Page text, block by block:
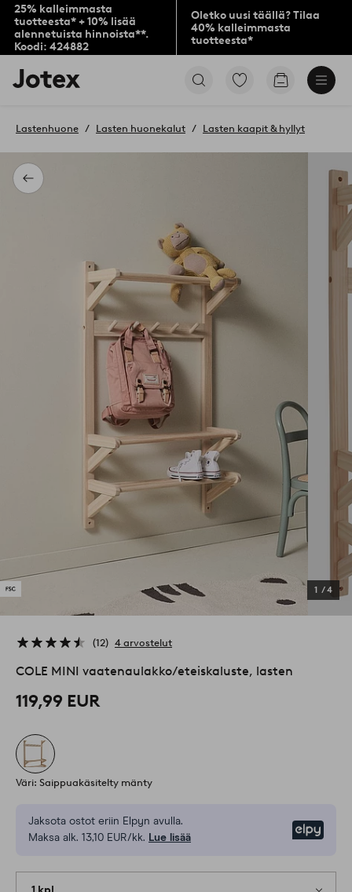
25% kalleimmasta
tuotteesta* + 10% lisää
alennetuista hinnoista**.
Koodi: 424882
Oletko uusi täällä? Tilaa
40% kalleimmasta
tuotteesta*
Jotex-
logo
aloitussivulle
Siirry
Siirry
Takaisin
Lastenhuone Lasten huonekalut Lasten kaapit & hyllyt
1 /4
12 4 arvostelut
COLE MINI vaatenaulakko/eteiskaluste, lasten
119,99 EUR
Väri: Saippuakäsitelty mänty
Jaksota ostot eriin Elpyn avulla.
Maksa alk. 13,10 EUR/kk. Lue lisää